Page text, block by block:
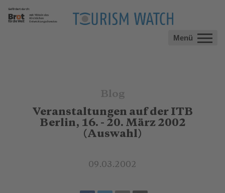
Menü
Blog
Veranstaltungen auf der ITB
Berlin, 16. - 20. März 2002
(Auswahl)
09.03.2002